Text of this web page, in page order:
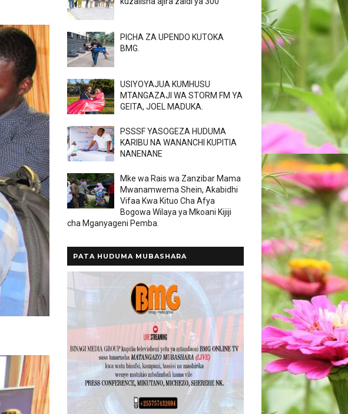
PICHA ZA UPENDO KUTOKA
BMG.
USIYOYAJUA KUMHUSU
MTANGAZAJI WA STORM FM YA
GEITA, JOEL MADUKA.
PSSSF YASOGEZA HUDUMA
KARIBU NA WANANCHI KUPITIA
NANENANE
Mke wa Rais wa Zanzibar Mama
Mwanamwema Shein, Akabidhi
Vifaa Kwa Kituo Cha Afya
Bogowa Wilaya ya Mkoani Kijiji
cha Mganyageni Pemba.
PATA HUDUMA MUBASHARA